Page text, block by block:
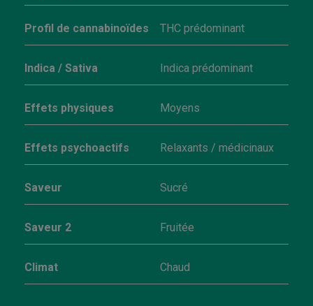
Profil de cannabinoïdes THC prédominant
Indica / Sativa Indica prédominant
Effets physiques Moyens
Effets psychoactifs Relaxants / médicinaux
Saveur Sucré
Saveur 2 Fruitée
Climat Chaud